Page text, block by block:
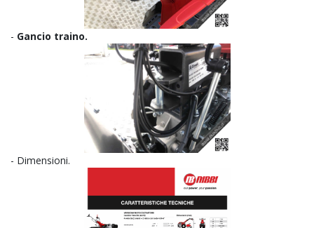
- Gancio traino.
- Dimensioni.